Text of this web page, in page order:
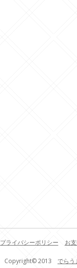
プライバシーポリシー お
Copyright© 2013 でら